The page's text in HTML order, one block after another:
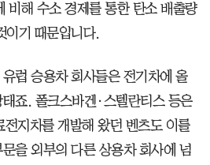
비해 수소 경제를 통한 탄소 배출량
이기 때문입니다.
럽 승용차 회사들은 전기차에 올
죠. 폴크스바겐·스텔란티스 등은
지차를 개발해 왔던 벤츠도 이를
을 외부의 다른 상용차 회사에 넘